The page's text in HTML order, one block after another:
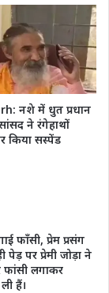
नशे में धुत प्रधान
ने रंगेहाथों
किया सस्पेंड
फाँसी, प्रेम प्रसंग
पर प्रेमी जोड़ा ने
लगाकर
हैं।